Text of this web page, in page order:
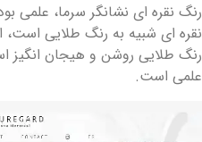
رنگ نقره ای نشانگر سرما، علمی
نقره ای شبیه به رنگ طلایی است،
رنگ طلایی روشن و هیجان انگیز
علمی است.